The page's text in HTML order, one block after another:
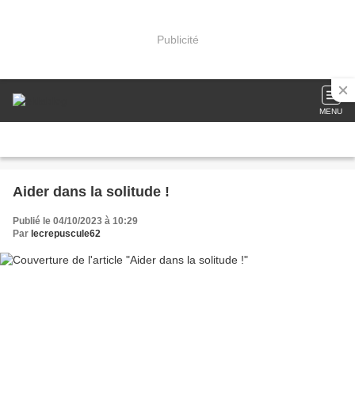
Publicité
MENU
Aider dans la solitude !
Publié le 04/10/2023 à 10:29
Par lecrepuscule62